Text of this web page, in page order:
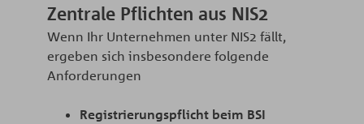
Zentrale Pflichten aus NIS2
Wenn Ihr Unternehmen unter NIS2 fällt,
ergeben sich insbesondere folgende
Anforderungen
Registrierungspflicht beim BSI